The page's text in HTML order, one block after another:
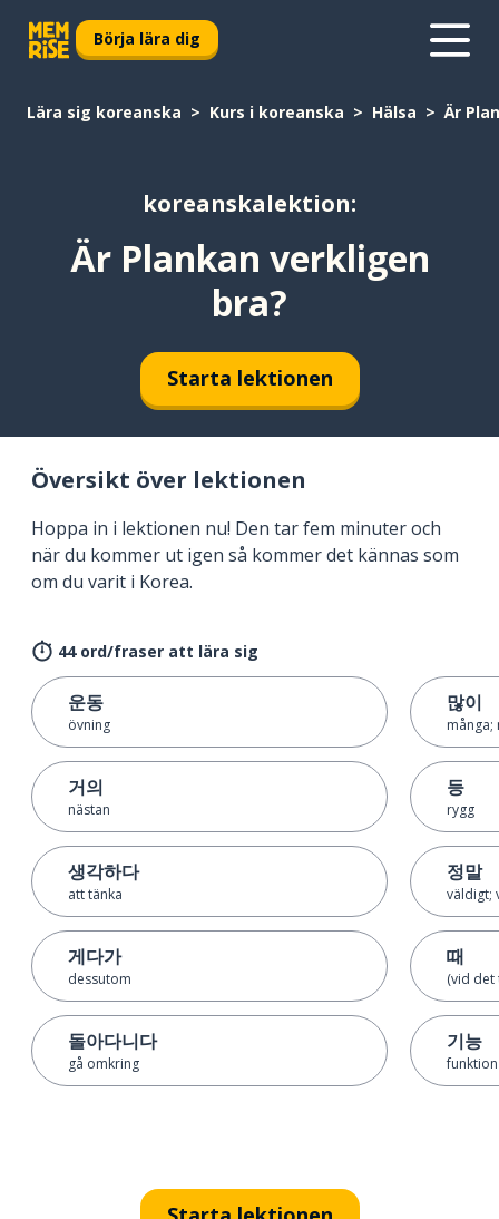
Börja lära dig
Lära sig koreanska Kurs i koreanska Hälsa Är
koreanskalektion:
Är Plankan verkligen
bra?
Starta lektionen
Översikt över lektionen
Hoppa in i lektionen nu! Den tar fem minuter och
när du kommer ut igen så kommer det kännas som
om du varit i Korea.
44 ord/fraser att lära sig
운동
övning
거의
nästan
생각하다
att tänka
게다가
dessutom
돌아다니다
gå omkring
많이
många;
등
rygg
정말
väldigt;
때
(vid det
기능
funktion